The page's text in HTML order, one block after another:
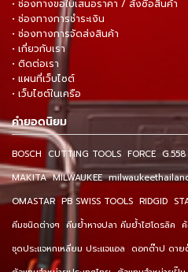
• ช่องทางขอใบเสนอราคา / สั่งซื้อสินค้า
• ช่องทางการชำระเงิน
• ช่องทางการจัดส่งสินค้า
• เกี่ยวกับเรา
• ติดต่อเรา
• แผนที่เว็บไซต์
• เว็บไซต์ในเครือ
คำยอดนิยม
BOSCH CUTTING TOOLS FORCE G.558
MAKITA MILWAUKEE
OMASTAR PB SWISS TOOLS RIDGID
คีมชนิดต่างๆ คีมย้ำหางปลา คีมย้ำไฮโดรลิค
ชุดประแจหกเหลี่ยม ประแจแอล ดอกต๊าป ดาย